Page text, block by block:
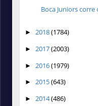
Boca Juniors
► 2018(1784)
► 2017(2003)
► 2016(1979)
► 2015(643)
► 2014(486)